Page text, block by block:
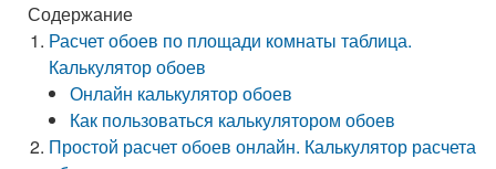
Содержание
Расчет обоев по площади комнаты таблица.
Калькулятор обоев
Онлайн калькулятор обоев
Как пользоваться калькулятором обоев
Простой расчет обоев онлайн. Калькулятор расчета